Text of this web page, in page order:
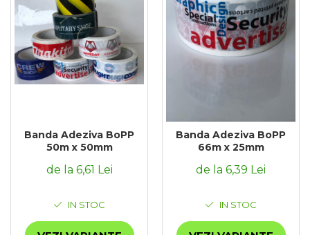
Banda Adeziva BoPP
50m x 50mm
de la 6,61 Lei
IN STOC
Banda Adeziva BoPP
66m x 25mm
de la 6,39 Lei
IN STOC